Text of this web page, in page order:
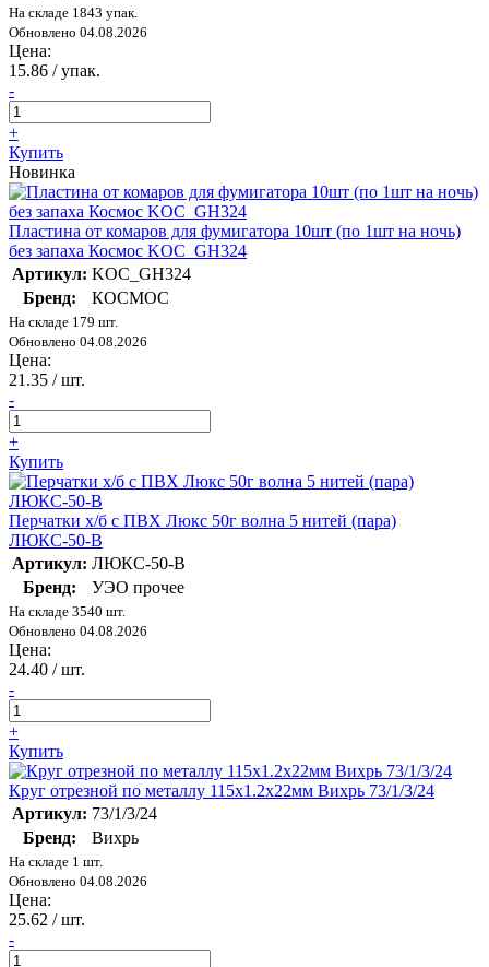
На складе 1843 упак.
Обновлено 04.08.2026
Цена:
15.86 / упак.
-
+
Купить
Новинка
Пластина от комаров для фумигатора 10шт (по 1шт на ночь)
без запаха Космос KOC_GH324
Артикул: KOC_GH324
Бренд:
КОСМОС
На складе 179 шт.
Обновлено 04.08.2026
Цена:
21.35 / шт.
-
+
Купить
Перчатки х/б с ПВХ Люкс 50г волна 5 нитей (пара)
ЛЮКС-50-В
Артикул: ЛЮКС-50-В
Бренд:
УЭО прочее
На складе 3540 шт.
Обновлено 04.08.2026
Цена:
24.40 / шт.
-
+
Купить
Круг отрезной по металлу 115х1.2х22мм Вихрь 73/1/3/24
Артикул: 73/1/3/24
Бренд:
Вихрь
На складе 1 шт.
Обновлено 04.08.2026
Цена:
25.62 / шт.
-